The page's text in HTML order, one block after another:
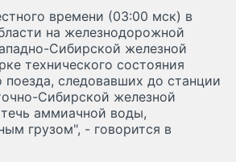
времени (03:00 мск) в
на железнодорожной
Сибирской железной
технического состояния
поезда, следовавших до станции
Сибирской железной
аммиачной воды,
грузом", - говорится в